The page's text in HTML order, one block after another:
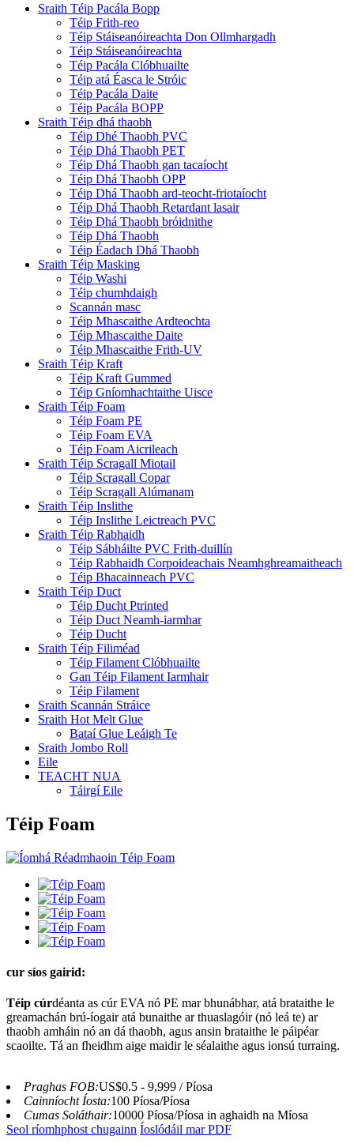
Sraith Téip Pacála Bopp
Téip Frith-reo
Téip Stáiseanóireachta Don Ollmhargadh
Téip Stáiseanóireachta
Téip Pacála Clóbhuailte
Téip atá Éasca le Stróic
Téip Pacála Daite
Téip Pacála BOPP
Sraith Téip dhá thaobh
Téip Dhé Thaobh PVC
Téip Dhá Thaobh PET
Téip Dhá Thaobh gan tacaíocht
Téip Dhá Thaobh OPP
Téip Dhá Thaobh ard-teocht-friotaíocht
Téip Dhá Thaobh Retardant lasair
Téip Dhá Thaobh bróidnithe
Téip Dhá Thaobh
Téip Éadach Dhá Thaobh
Sraith Téip Masking
Téip Washi
Téip chumhdaigh
Scannán masc
Téip Mhascaithe Ardteochta
Téip Mhascaithe Daite
Téip Mhascaithe Frith-UV
Sraith Téip Kraft
Téip Kraft Gummed
Téip Gníomhachtaithe Uisce
Sraith Téip Foam
Téip Foam PE
Téip Foam EVA
Téip Foam Aicrileach
Sraith Téip Scragall Miotail
Téip Scragall Copar
Téip Scragall Alúmanam
Sraith Téip Inslithe
Téip Inslithe Leictreach PVC
Sraith Téip Rabhaidh
Téip Sábháilte PVC Frith-duillín
Téip Rabhaidh Corpoideachais Neamhghreamaitheach
Téip Bhacainneach PVC
Sraith Téip Duct
Téip Ducht Ptrinted
Téip Duct Neamh-iarmhar
Téip Ducht
Sraith Téip Filiméad
Téip Filament Clóbhuailte
Gan Téip Filament Iarmhair
Téip Filament
Sraith Scannán Stráice
Sraith Hot Melt Glue
Bataí Glue Leáigh Te
Sraith Jombo Roll
Eile
TEACHT NUA
Táirgí Eile
Téip Foam
cur síos gairid:
Téip cúrdéanta as cúr EVA nó PE mar bhunábhar, atá brataithe le
greamachán brú-íogair atá bunaithe ar thuaslagóir (nó leá te) ar
thaobh amháin nó an dá thaobh, agus ansin brataithe le páipéar
scaoilte. Tá an fheidhm aige maidir le séalaithe agus ionsú turraing.
Praghas FOB:US$0.5 - 9,999 / Píosa
Cainníocht Íosta:100 Píosa/Píosa
Cumas Soláthair:10000 Píosa/Píosa in aghaidh na Míosa
Seol ríomhphost chugainn Íoslódáil mar PDF